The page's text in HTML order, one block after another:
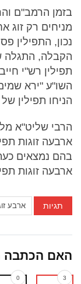
בזמן הרמב"ם
מניחים רק זוג
נכון, התפילין
הקבלה, התגלה
תפילין רש"י
השו"ע "ירא
הניחו תפילין
הרבי שליט"א
ארבעה זוגות
בהם נמצאים
ארבעה זוגות
תגיות ארבע
האם הכתבה
3
0